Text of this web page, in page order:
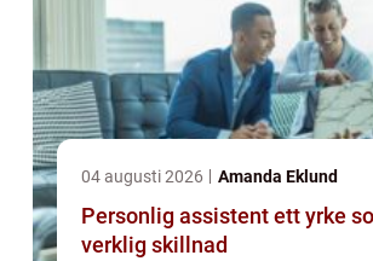
04 augusti 2026 Amanda Eklund
Personlig assistent ett yrke som gör
verklig skillnad